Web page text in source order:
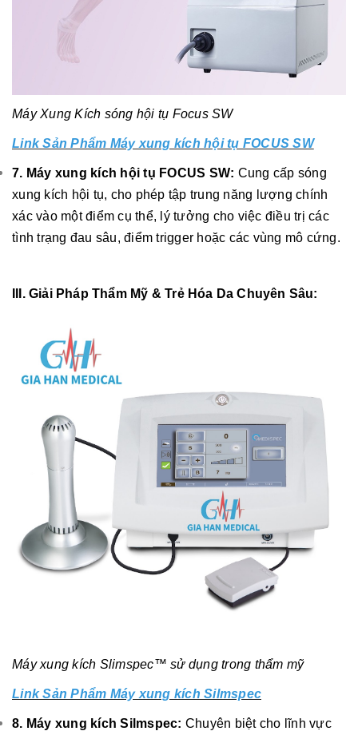
Máy Xung Kích sóng hội tụ Focus SW
Link Sản Phẩm Máy xung kích hội tụ FOCUS SW
7. Máy xung kích hội tụ FOCUS SW: Cung cấp sóng
xung kích hội tụ, cho phép tập trung năng lượng chính
xác vào một điểm cụ thể, lý tưởng cho việc điều trị các
tình trạng đau sâu, điểm trigger hoặc các vùng mô cứng.
III. Giải Pháp Thẩm Mỹ & Trẻ Hóa Da Chuyên Sâu:
Máy xung kích Slimspec™ sử dụng trong thẩm mỹ
Link Sản Phẩm Máy xung kích Silmspec
8. Máy xung kích Silmspec: Chuyên biệt cho lĩnh vực